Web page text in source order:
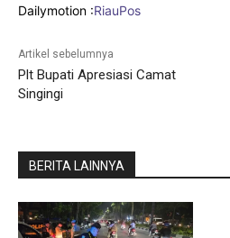
Dailymotion :RiauPos
Artikel sebelumnya
Plt Bupati Apresiasi Camat
Singingi
BERITA LAINNYA